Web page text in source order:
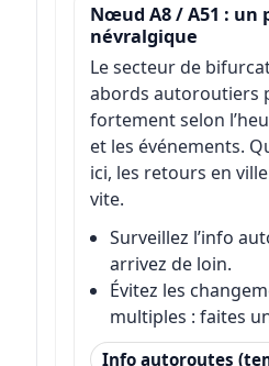
Nœud A8 / A51 : un
névralgique
Le secteur de
abords autoroutiers
fortement selon
et les événements.
ici, les retours en
vite.
Surveillez l’info
arrivez de loin.
Évitez les
multiples : faites
Info autoroutes